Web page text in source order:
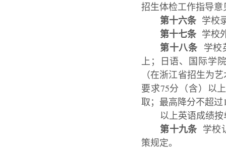
招生体检工作指导
第十六条 学校
第十七条 学校
第十八条 学校
上；日语、国际学
（在浙江省招生为
要求75分（含）以
取；最高降分不超过
以上英语成绩
第十九条 学校
策规定。